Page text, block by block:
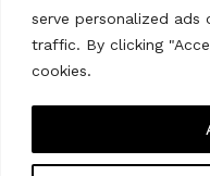
serve personalized
traffic. By clicking
cookies.